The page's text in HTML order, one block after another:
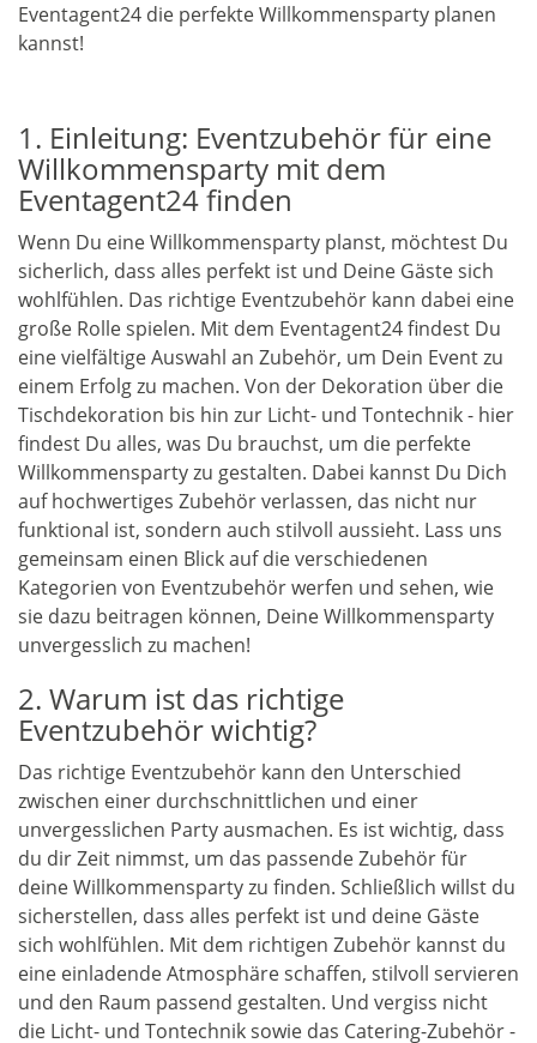
Eventagent24 die perfekte Willkommensparty planen
kannst!
1. Einleitung: Eventzubehör für eine
Willkommensparty mit dem
Eventagent24 finden
Wenn Du eine Willkommensparty planst, möchtest Du
sicherlich, dass alles perfekt ist und Deine Gäste sich
wohlfühlen. Das richtige Eventzubehör kann dabei eine
große Rolle spielen. Mit dem Eventagent24 findest Du
eine vielfältige Auswahl an Zubehör, um Dein Event zu
einem Erfolg zu machen. Von der Dekoration über die
Tischdekoration bis hin zur Licht- und Tontechnik - hier
findest Du alles, was Du brauchst, um die perfekte
Willkommensparty zu gestalten. Dabei kannst Du Dich
auf hochwertiges Zubehör verlassen, das nicht nur
funktional ist, sondern auch stilvoll aussieht. Lass uns
gemeinsam einen Blick auf die verschiedenen
Kategorien von Eventzubehör werfen und sehen, wie
sie dazu beitragen können, Deine Willkommensparty
unvergesslich zu machen!
2. Warum ist das richtige
Eventzubehör wichtig?
Das richtige Eventzubehör kann den Unterschied
zwischen einer durchschnittlichen und einer
unvergesslichen Party ausmachen. Es ist wichtig, dass
du dir Zeit nimmst, um das passende Zubehör für
deine Willkommensparty zu finden. Schließlich willst du
sicherstellen, dass alles perfekt ist und deine Gäste
sich wohlfühlen. Mit dem richtigen Zubehör kannst du
eine einladende Atmosphäre schaffen, stilvoll servieren
und den Raum passend gestalten. Und vergiss nicht
die Licht- und Tontechnik sowie das Catering-Zubehör -